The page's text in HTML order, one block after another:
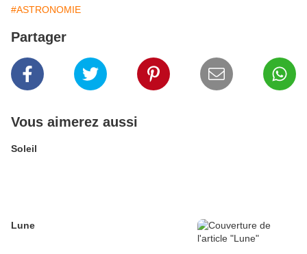
#ASTRONOMIE
Partager
Vous aimerez aussi
Soleil
Lune